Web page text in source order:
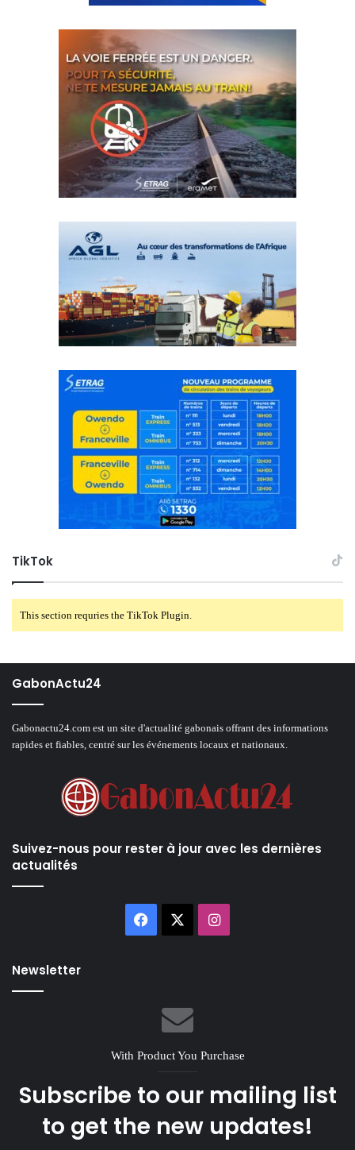
TikTok
This section requries the TikTok Plugin.
GabonActu24
Gabonactu24.com est un site d'actualité gabonais offrant des informations
rapides et fiables, centré sur les événements locaux et nationaux.
Suivez-nous pour rester à jour avec les dernières
actualités
Facebook Instagram
Newsletter
With Product You Purchase
Subscribe to our mailing list
to get the new updates!